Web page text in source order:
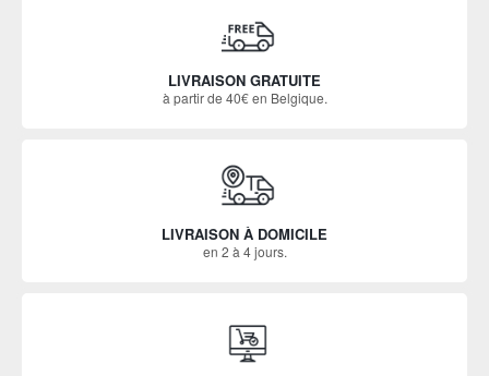
LIVRAISON GRATUITE
à partir de 40€ en Belgique.
LIVRAISON À DOMICILE
en 2 à 4 jours.